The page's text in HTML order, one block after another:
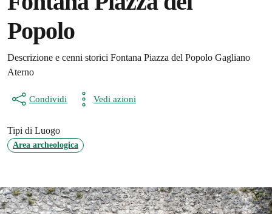
Popolo
Descrizione e cenni storici Fontana Piazza del Popolo Gagliano
Aterno
Condividi Vedi azioni
Tipi di Luogo
Area archeologica